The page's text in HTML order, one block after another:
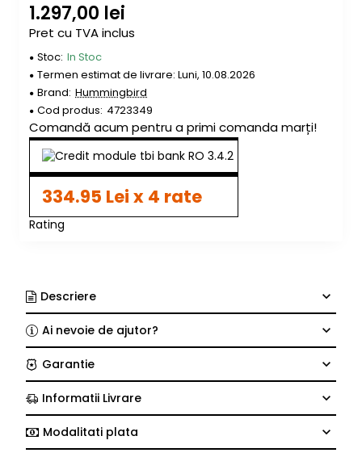
Rating
1.297,00 lei
Pret cu TVA inclus
Stoc: In Stoc
Termen estimat de livrare: Luni, 10.08.2026
Brand: Hummingbird
Cod produs: 4723349
Comandă acum pentru a primi comanda marți!
334.95 Lei x 4 rate
Descriere
Ai nevoie de ajutor?
Garantie
Informatii Livrare
Modalitati plata